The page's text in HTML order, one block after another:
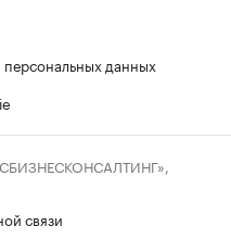
данных
связи